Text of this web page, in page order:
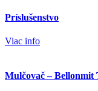
Príslušenstvo
Viac info
Mulčovač – Bellonmit